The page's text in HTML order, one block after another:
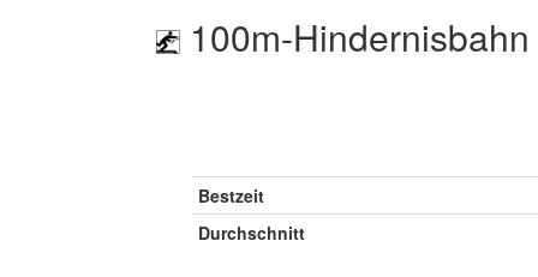
100m-
Bestzeit
Durchschnitt